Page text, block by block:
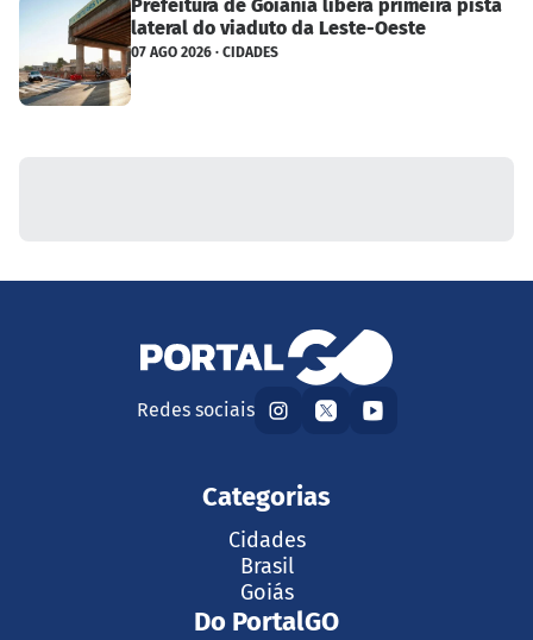
Prefeitura de Goiânia libera primeira pista
lateral do viaduto da Leste-Oeste
07 AGO 2026 · CIDADES
Redes sociais
Categorias
Cidades
Brasil
Goiás
Do PortalGO